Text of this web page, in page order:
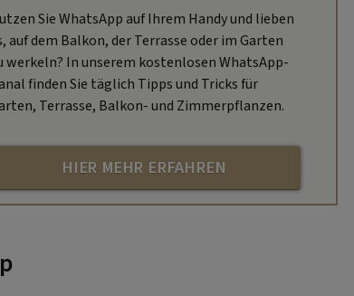
Sie WhatsApp auf Ihrem Handy und lieben
auf dem Balkon, der Terrasse oder im Garten
werkeln? In unserem kostenlosen WhatsApp-
finden Sie täglich Tipps und Tricks für
Terrasse, Balkon- und Zimmerpflanzen.
HIER MEHR ERFAHREN